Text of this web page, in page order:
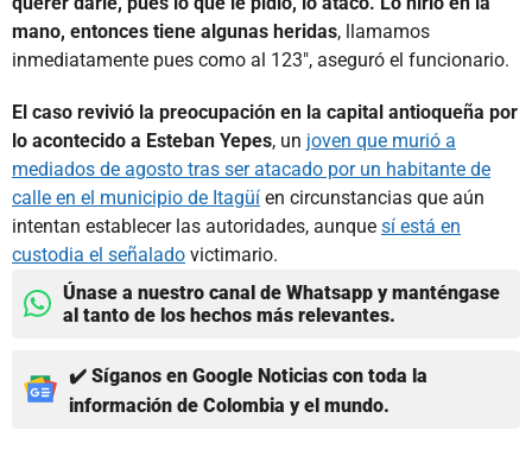
mano, entonces tiene algunas heridas, llamamos
inmediatamente pues como al 123", aseguró el funcionario.
El caso revivió la preocupación en la capital antioqueña por
lo acontecido a Esteban Yepes, un joven que murió a
mediados de agosto tras ser atacado por un habitante de
calle en el municipio de Itagüí en circunstancias que aún
intentan establecer las autoridades, aunque sí está en
custodia el señalado victimario.
Únase a nuestro canal de Whatsapp y manténgase
al tanto de los hechos más relevantes.
✔️ Síganos en Google Noticias con toda la
información de Colombia y el mundo.